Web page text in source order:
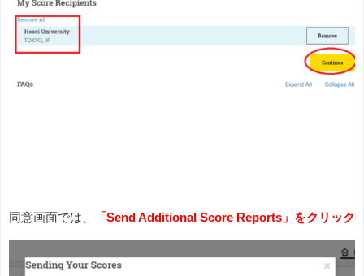
同意画面では、 「Send Additional Score Reports」をクリック